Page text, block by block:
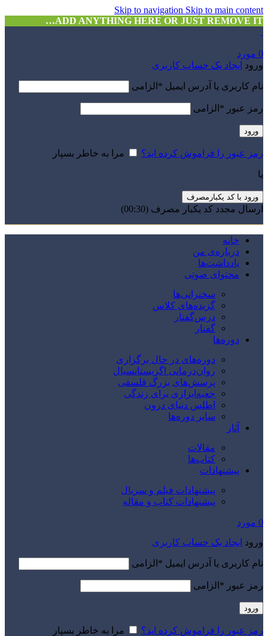
Skip to navigation Skip to main content
ADD ANYTHING HERE OR JUST REMOVE IT…
0 مورد
ورود ایجاد یک حساب کاربری
نام کاربری یا آدرس ایمیل * الزامی
رمز عبور * الزامی
ورود
رمز عبور را فراموش کرده اید؟ مرا به خاطر بسپار
یا
ورود با کد یکبارمصرف
ارسال مجدد کد یکبار مصرف (00:
30
)
خانه
درباره‌ی من
یادداشت‌ها
محتوای صوتی
سخنرانی‌ها
گزیده‌های کلاس
درس‌گفتار
گفتار
دوره‌ها
دوره‌های در حال برگزاری
روان‌درمانی اگزیستانسیال
پرسش‌های بزرگ فلسفی
جعبه‌ابزاری برای زندگی
اطلس دنیای درون
سایر دوره‌ها
آثار
مقالات
کتاب‌ها
پیشنهادات
پیشنهادات فیلم و سریال
پیشنهادات کتاب و مقاله
0 مورد
ورود ایجاد یک حساب کاربری
نام کاربری یا آدرس ایمیل * الزامی
رمز عبور * الزامی
ورود
رمز عبور را فراموش کرده اید؟ مرا به خاطر بسپار